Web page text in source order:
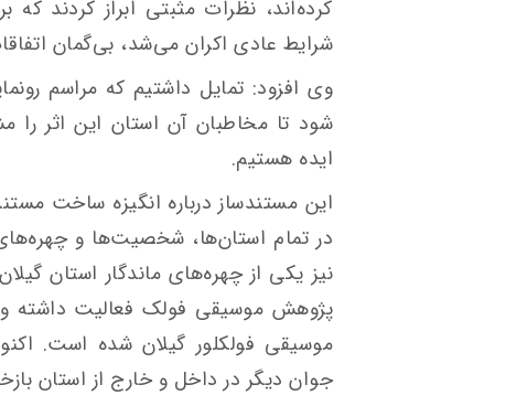
کرده‌اند، نظرات مثبتی ابراز کردند که
شرایط عادی اکران می‌شد، بی‌گمان
وی افزود: تمایل داشتیم که مراسم
شود تا مخاطبان آن استان این اثر را
ایده هستیم.
این مستندساز درباره انگیزه ساخت
در تمام استان‌ها، شخصیت‌ها و
نیز یکی از چهره‌های ماندگار استان
پژوهش موسیقی فولک فعالیت داشته
موسیقی فولکلور گیلان شده است.
جوان دیگر در داخل و خارج از استان